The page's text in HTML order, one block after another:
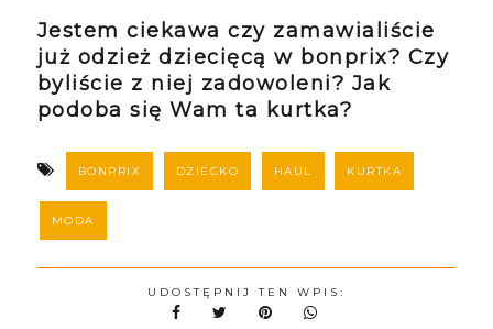
Jestem ciekawa czy zamawialiście
już odzież dziecięcą w bonprix? Czy
byliście z niej zadowoleni? Jak
podoba się Wam ta kurtka?
BONPRIX DZIECKO HAUL KURTKA
MODA
UDOSTĘPNIJ TEN WPIS: